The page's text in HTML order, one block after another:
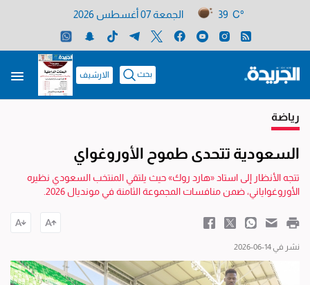
39 C° الجمعة 07 أغسطس 2026
بحث الارشيف
رياضة
السعودية تتحدى طموح الأوروغواي
تتجه الأنظار إلى استاد «هارد روك» حيث يلتقي المنتخب السعودي نظيره
الأوروغواياني، ضمن منافسات المجموعة الثامنة في مونديال 2026.
نشر في 14-06-2026